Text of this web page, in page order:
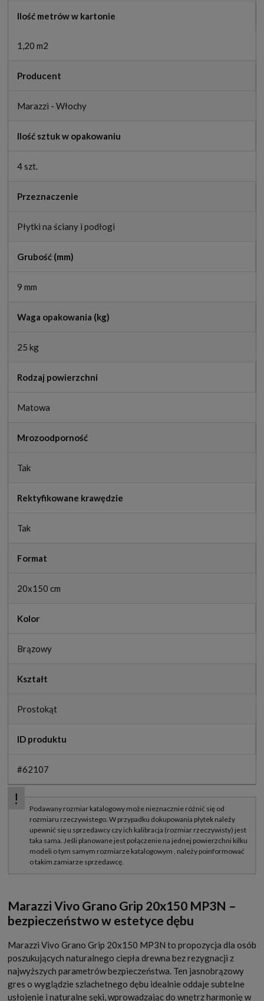
Ilość metrów w kartonie
1,20 m2
Producent
Marazzi - Włochy
Ilość sztuk w opakowaniu
4 szt.
Przeznaczenie
Płytki na ściany i podłogi
Grubość (mm)
9 mm
Waga opakowania (kg)
25 kg
Rodzaj powierzchni
Matowa
Mrozoodporność
Tak
Rektyfikowane krawędzie
Tak
Format
20x150 cm
Kolor
Brązowy
Kształt
Prostokąt
ID produktu
#62107
Marazzi Vivo Grano Grip 20x150 MP3N –
bezpieczeństwo w estetyce dębu
Marazzi Vivo Grano Grip 20x150 MP3N to propozycja dla osób
poszukujących naturalnego ciepła drewna bez rezygnacji z
najwyższych parametrów bezpieczeństwa. Ten jasnobrązowy
gres o wyglądzie szlachetnego dębu idealnie oddaje subtelne
usłojenie i naturalne sęki, wprowadzając do wnętrz harmonię w